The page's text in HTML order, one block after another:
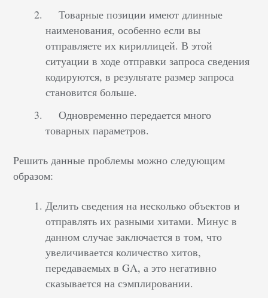
Товарные позиции имеют длинные
наименования, особенно если вы
отправляете их кириллицей. В этой
ситуации в ходе отправки запроса сведения
кодируются, в результате размер запроса
становится больше.
Одновременно передается много
товарных параметров.
Решить данные проблемы можно следующим
образом:
Делить сведения на несколько объектов и
отправлять их разными хитами. Минус в
данном случае заключается в том, что
увеличивается количество хитов,
передаваемых в GA, а это негативно
сказывается на сэмплировании.